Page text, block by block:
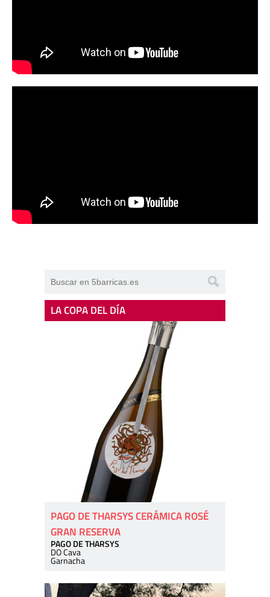
LA COPA DEL DÍA
PAGO DE THARSYS CERÁMICA ROSÉ
GRAN RESERVA
PAGO DE THARSYS
DO Cava
Garnacha